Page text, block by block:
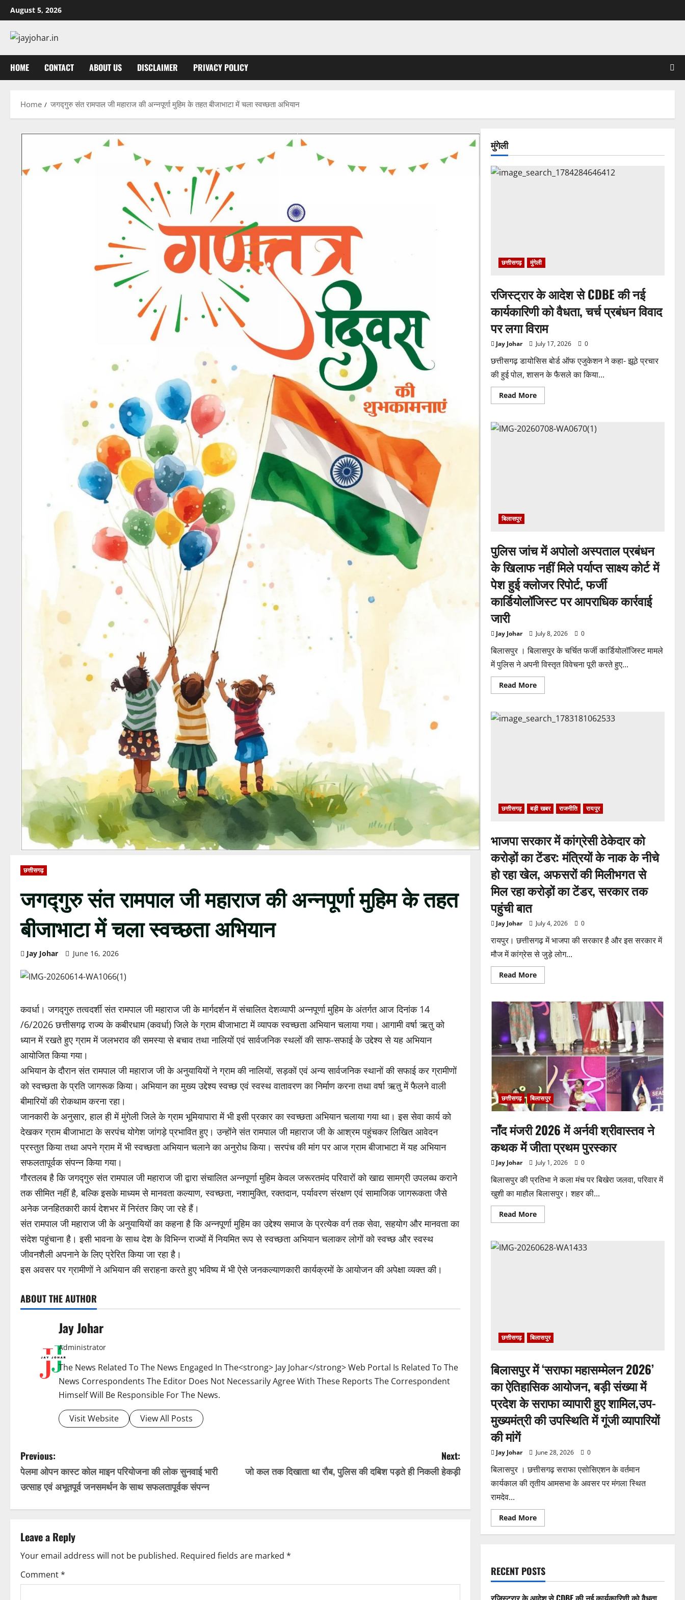
Skip
to
content
August 5, 2026
HOME CONTACT ABOUT US DISCLAIMER PRIVACY POLICY
Home जगद्गुरु संत रामपाल जी महाराज की अन्नपूर्णा मुहिम के तहत बीजाभाटा में चला स्वच्छता अभियान
छत्तीसगढ़
जगद्गुरु संत रामपाल जी महाराज की अन्नपूर्णा मुहिम के तहत
बीजाभाटा में चला स्वच्छता अभियान
Jay Johar June 16, 2026
कवर्धा। जगद्गुरु तत्वदर्शी संत रामपाल जी महाराज जी के मार्गदर्शन में संचालित देशव्यापी अन्नपूर्णा मुहिम के अंतर्गत आज दिनांक 14
/6/2026 छत्तीसगढ़ राज्य के कबीरधाम (कवर्धा) जिले के ग्राम बीजाभाटा में व्यापक स्वच्छता अभियान चलाया गया। आगामी वर्षा ऋतु को
ध्यान में रखते हुए ग्राम में जलभराव की समस्या से बचाव तथा नालियों एवं सार्वजनिक स्थलों की साफ-सफाई के उद्देश्य से यह अभियान
आयोजित किया गया।
अभियान के दौरान संत रामपाल जी महाराज जी के अनुयायियों ने ग्राम की नालियों, सड़कों एवं अन्य सार्वजनिक स्थानों की सफाई कर ग्रामीणों
को स्वच्छता के प्रति जागरूक किया। अभियान का मुख्य उद्देश्य स्वच्छ एवं स्वस्थ वातावरण का निर्माण करना तथा वर्षा ऋतु में फैलने वाली
बीमारियों की रोकथाम करना रहा।
जानकारी के अनुसार, हाल ही में मुंगेली जिले के ग्राम भूमियापारा में भी इसी प्रकार का स्वच्छता अभियान चलाया गया था। इस सेवा कार्य को
देखकर ग्राम बीजाभाटा के सरपंच योगेश जांगड़े प्रभावित हुए। उन्होंने संत रामपाल जी महाराज जी के आश्रम पहुंचकर लिखित आवेदन
प्रस्तुत किया तथा अपने ग्राम में भी स्वच्छता अभियान चलाने का अनुरोध किया। सरपंच की मांग पर आज ग्राम बीजाभाटा में यह अभियान
सफलतापूर्वक संपन्न किया गया।
गौरतलब है कि जगद्गुरु संत रामपाल जी महाराज जी द्वारा संचालित अन्नपूर्णा मुहिम केवल जरूरतमंद परिवारों को खाद्य सामग्री उपलब्ध कराने
तक सीमित नहीं है, बल्कि इसके माध्यम से मानवता कल्याण, स्वच्छता, नशामुक्ति, रक्तदान, पर्यावरण संरक्षण एवं सामाजिक जागरूकता जैसे
अनेक जनहितकारी कार्य देशभर में निरंतर किए जा रहे हैं।
संत रामपाल जी महाराज जी के अनुयायियों का कहना है कि अन्नपूर्णा मुहिम का उद्देश्य समाज के प्रत्येक वर्ग तक सेवा, सहयोग और मानवता का
संदेश पहुंचाना है। इसी भावना के साथ देश के विभिन्न राज्यों में नियमित रूप से स्वच्छता अभियान चलाकर लोगों को स्वच्छ और स्वस्थ
जीवनशैली अपनाने के लिए प्रेरित किया जा रहा है।
इस अवसर पर ग्रामीणों ने अभियान की सराहना करते हुए भविष्य में भी ऐसे जनकल्याणकारी कार्यक्रमों के आयोजन की अपेक्षा व्यक्त की।
ABOUT THE AUTHOR
Jay Johar
Administrator
The News Related To The News Engaged In The<strong> Jay Johar</strong> Web Portal Is Related To The
News Correspondents The Editor Does Not Necessarily Agree With These Reports The Correspondent
Himself Will Be Responsible For The News.
Visit Website View All Posts
P
o
n
a
v
Previous:
पेलमा ओपन कास्ट कोल माइन परियोजना की लोक सुनवाई भारी
उत्साह एवं अभूतपूर्व जनसमर्थन के साथ सफलतापूर्वक संपन्न
Next:
जो कल तक दिखाता था रौब, पुलिस की दबिश पड़ते ही निकली हेकड़ी
Leave a Reply
Your email address will not be published. Required fields are marked *
Comment*
मुंगेली
छत्तीसगढ़ मुंगेली
रजिस्ट्रार के आदेश से CDBE की नई
कार्यकारिणी को वैधता, चर्च प्रबंधन विवाद
पर लगा विराम
Jay Johar July 17, 2026 0
छत्तीसगढ़ डायोसिस बोर्ड ऑफ एजुकेशन ने कहा- झूठे प्रचार
की हुई पोल, शासन के फैसले का किया...
Read MoreRead
more
के
आदेश
बिलासपुर
पुलिस जांच में अपोलो अस्पताल प्रबंधन
के खिलाफ नहीं मिले पर्याप्त साक्ष्य कोर्ट में
पेश हुई क्लोजर रिपोर्ट, फर्जी
कार्डियोलॉजिस्ट पर आपराधिक कार्रवाई
जारी
Jay Johar July 8, 2026 0
बिलासपुर । बिलासपुर के चर्चित फर्जी कार्डियोलॉजिस्ट मामले
में पुलिस ने अपनी विस्तृत विवेचना पूरी करते हुए...
Read MoreRead
more
में
पेश
हुई
कार्डियोलॉजिस्ट
पर
आपराधिक
कार्रवाई
जारी
छत्तीसगढ़ बड़ी खबर राजनीति रायपुर
भाजपा सरकार में कांग्रेसी ठेकेदार को
करोड़ों का टेंडर: मंत्रियों के नाक के नीचे
हो रहा खेल, अफसरों की मिलीभगत से
मिल रहा करोड़ों का टेंडर, सरकार तक
पहुंची बात
Jay Johar July 4, 2026 0
रायपुर। छत्तीसगढ़ में भाजपा की सरकार है और इस सरकार में
मौज में कांग्रेस से जुड़े लोग...
Read MoreRead
more
सरकार
में
कांग्रेसी
ठेकेदार
को
करोड़ों
का
टेंडर:
मंत्रियों
के
नाक
नीचे
हो
रहा
खेल,
की
मिलीभगत
से
मिल
रहा
करोड़ों
का
टेंडर,
सरकार
तक
पहुंची
छत्तीसगढ़ बिलासपुर
नाँद मंजरी 2026 में अर्नवी श्रीवास्तव ने
कथक में जीता प्रथम पुरस्कार
Jay Johar July 1, 2026 0
बिलासपुर की प्रतिभा ने कला मंच पर बिखेरा जलवा, परिवार में
खुशी का माहौल बिलासपुर। शहर की...
Read MoreRead
more
मंजरी
2026
छत्तीसगढ़ बिलासपुर
बिलासपुर में ‘सराफा महासम्मेलन 2026’
का ऐतिहासिक आयोजन, बड़ी संख्या में
प्रदेश के सराफा व्यापारी हुए शामिल,उप-
मुख्यमंत्री की उपस्थिति में गूंजी व्यापारियों
की मांगें
Jay Johar June 28, 2026 0
बिलासपुर । छत्तीसगढ़ सराफा एसोसिएशन के वर्तमान
कार्यकाल की तृतीय आमसभा के अवसर पर मंगला स्थित
रामदेव...
Read MoreRead
more
2026’
का
ऐतिहासिक
बड़ी
RECENT POSTS